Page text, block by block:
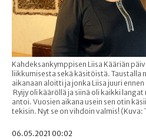
Kahdeksankymppisen Liisa Kääriän
liikkumisesta sekä käsitöistä. Taustalla
aikanaan aloitti ja jonka Liisa juuri
Ryijy oli kääröllä ja siinä oli kaikki
antoi. Vuosien aikana usein sen otin
tekisin. Nyt se on vihdoin valmis! (Kuva:
06.05.2021 00:02